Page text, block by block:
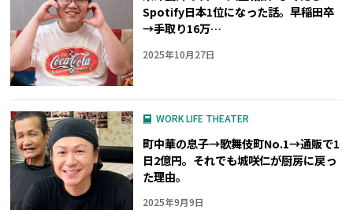
Spotify日本1位になった話。早稲田卒
→手取り16万…
2025年10月27日
WORK LIFE THEATER
町中華の息子→歌舞伎町No.1→通販で1
日2億円。それでも城咲仁が厨房に戻っ
た理由。
2025年9月9日